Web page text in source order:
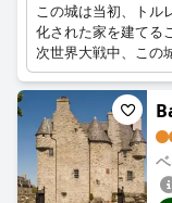
この城は当初、トル
化された家を建てる
次世界大戦中、この
難所として使用され
Iに認定され、1980
て、その後ビジネス
2006年、現在の所有
ました。